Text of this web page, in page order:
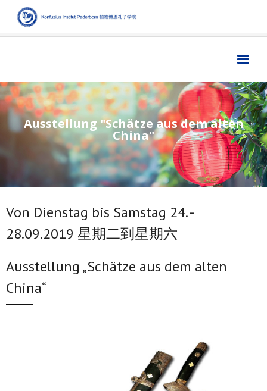
Home主页
Institut学院
Aktuelles 新闻
语言
Kultur文化
Digitales数字媒体
Business商业
Ausstellung "Schätze aus dem alten
China"
Von Dienstag bis Samstag 24. -
28.09.2019 星期二到星期六
Ausstellung „Schätze aus dem alten
China“